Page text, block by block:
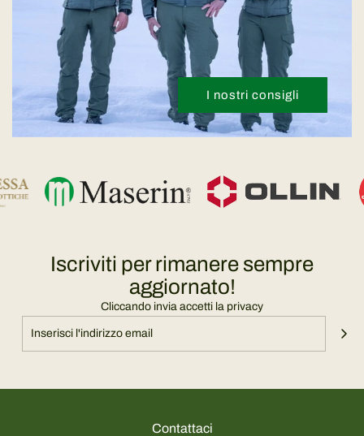
I nostri consigli
Iscriviti per rimanere sempre
aggiornato!
Cliccando invia accetti la privacy
Contattaci